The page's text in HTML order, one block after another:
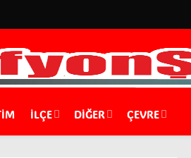
İLÇE DIĞER ÇEVRE